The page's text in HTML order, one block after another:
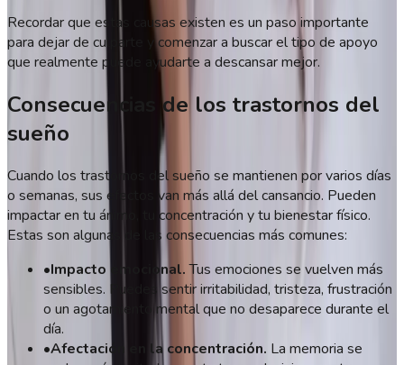
Recordar que estas causas existen es un paso importante
para dejar de culparte y comenzar a buscar el tipo de apoyo
que realmente puede ayudarte a descansar mejor.
Consecuencias de los trastornos del
sueño
Cuando los trastornos del sueño se mantienen por varios días
o semanas, sus efectos van más allá del cansancio. Pueden
impactar en tu ánimo, tu concentración y tu bienestar físico.
Estas son algunas de las consecuencias más comunes:
•Impacto emocional.Tus emociones se vuelven más
sensibles. Puedes sentir irritabilidad, tristeza, frustración
o un agotamiento mental que no desaparece durante el
día.
•Afectación en la concentración. La memoria se